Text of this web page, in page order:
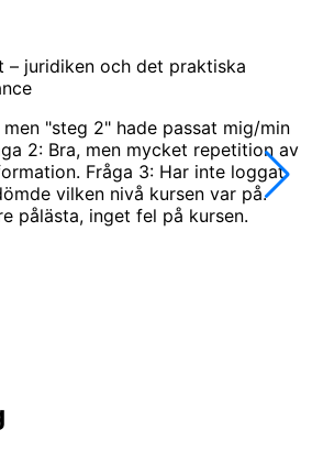
– juridiken och det praktiska
men "steg 2" hade passat mig/min
2: Bra, men mycket repetition av
Fråga 3: Har inte loggat
vilken nivå kursen var på.
pålästa, inget fel på kursen.